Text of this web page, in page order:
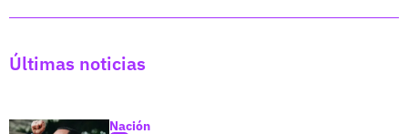
Últimas noticias
Nación